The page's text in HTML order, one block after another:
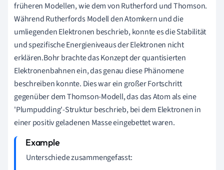
früheren Modellen, wie dem von Rutherford und Thomson.
Während Rutherfords Modell den Atomkern und die
umliegenden Elektronen beschrieb, konnte es die Stabilität
und spezifische Energieniveaus der Elektronen nicht
erklären.Bohr brachte das Konzept der quantisierten
Elektronenbahnen ein, das genau diese Phänomene
beschreiben konnte. Dies war ein großer Fortschritt
gegenüber dem Thomson-Modell, das das Atom als eine
'Plumpudding'-Struktur beschrieb, bei dem Elektronen in
einer positiv geladenen Masse eingebettet waren.
Unterschiede zusammengefasst: